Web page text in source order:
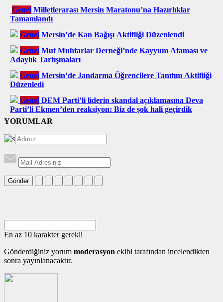
Genel Milletlerarası Mersin Maratonu’na Hazırlıklar
Tamamlandı
Genel Mersin’de Kan Bağışı Aktifliği Düzenlendi
Genel Mut Muhtarlar Derneği’nde Kayyum Ataması ve
Adaylık Tartışmaları
Genel Mersin’de Jandarma Öğrencilere Tanıtım Aktifliği
Düzenledi
Genel DEM Parti’li liderin skandal açıklamasına Deva
Parti’li Ekmen’den reaksiyon: Biz de şok hali geçirdik
YORUMLAR
Gönder
En az 10 karakter gerekli
Gönderdiğiniz yorum moderasyon ekibi tarafından incelendikten
sonra yayınlanacaktır.